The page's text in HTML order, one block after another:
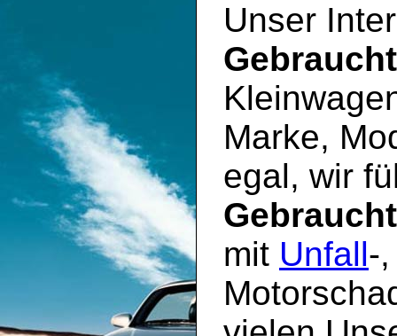
Unser
Marke,
egal, wir
mit Unfall-